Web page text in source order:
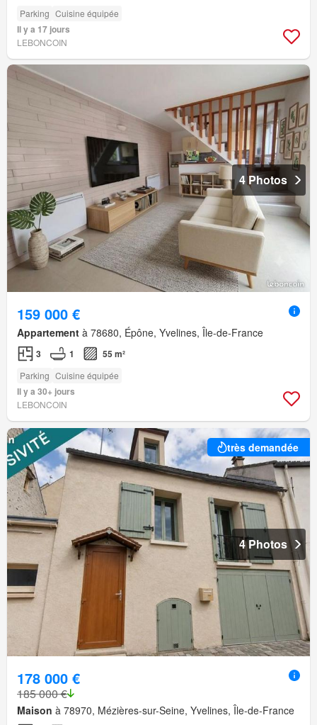
Parking Cuisine équipée
Il y a 17 jours
LEBONCOIN
4 Photos
159 000 €
Appartement à 78680, Épône, Yvelines, Île-de-France
3 1 55 m²
Parking Cuisine équipée
Il y a 30+ jours
LEBONCOIN
très demandée
4 Photos
178 000 €
185 000 €
Maison à 78970, Mézières-sur-Seine, Yvelines, Île-de-France